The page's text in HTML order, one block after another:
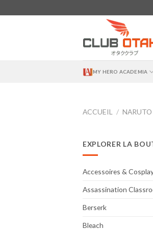
to
MY HERO ACADEMIA
ACCUEIL / NARUTO
EXPLORER LA
Accessoires &
Assassination
Berserk
Bleach